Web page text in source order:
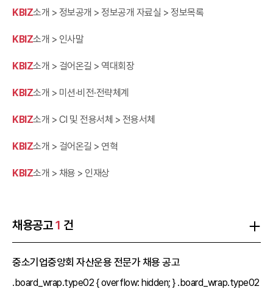
KBIZ소개 > 정보공개 > 정보공개 자료실 > 정보목록
KBIZ소개 > 인사말
KBIZ소개 > 걸어온길 > 역대회장
KBIZ소개 > 미션·비전·전략체계
KBIZ소개 > CI 및 전용서체 > 전용서체
KBIZ소개 > 걸어온길 > 연혁
KBIZ소개 > 채용 > 인재상
채용공고1 건
중소기업중앙회 자산운용 전문가 채용 공고
.board_wrap.type02 { overflow: hidden; } .board_wrap.type02